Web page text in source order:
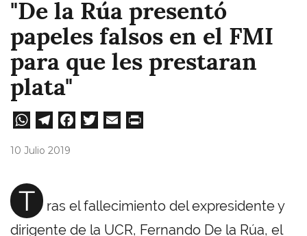
"De la Rúa presentó
papeles falsos en el FMI
para que les prestaran
plata"
W
A
pp
Te
m
Fa
10 Julio 2019
T
ras el fallecimiento del expresidente y
dirigente de la UCR, Fernando De la Rúa, el